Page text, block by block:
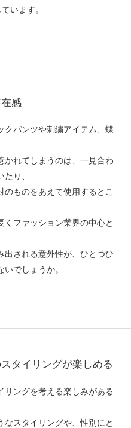
います。
感
クパンツや刺繍アイテム、蝶
かれてしまうのは、一見合わ
り、
のものをあえて使用するとこ
ファッション業界の中心と
出される意外性が、ひとつひ
でしょうか。
タイリングが楽しめる
リングを考える楽しみがある
なスタイリングや、性別にと